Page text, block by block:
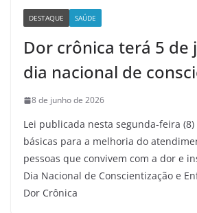
DESTAQUE SAÚDE
Dor crônica terá 5 de
dia nacional de
8 de junho de 2026
Lei publicada nesta segunda-feira
básicas para a melhoria do
pessoas que convivem com a dor e
Dia Nacional de Conscientização e
Dor Crônica